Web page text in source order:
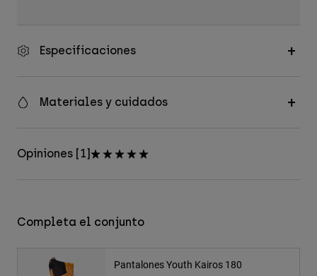
Especificaciones
Materiales y cuidados
Opiniones [1]
Completa el conjunto
Pantalones Youth Kairos 180